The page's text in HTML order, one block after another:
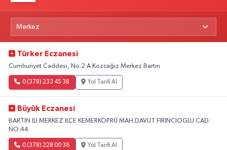
Türker Eczanesi
Cumhuriyet Caddesi, No:2 A Kozcağız Merkez Bartın
0 (378) 233 45 38 Yol Tarifi Al
Büyük Eczanesi
BARTIN ILI MERKEZ ILÇE KEMERKÖPRÜ MAH.DAVUT FIRINCIOGLU CAD.
NO:44
0 (378) 228 00 36 Yol Tarifi Al